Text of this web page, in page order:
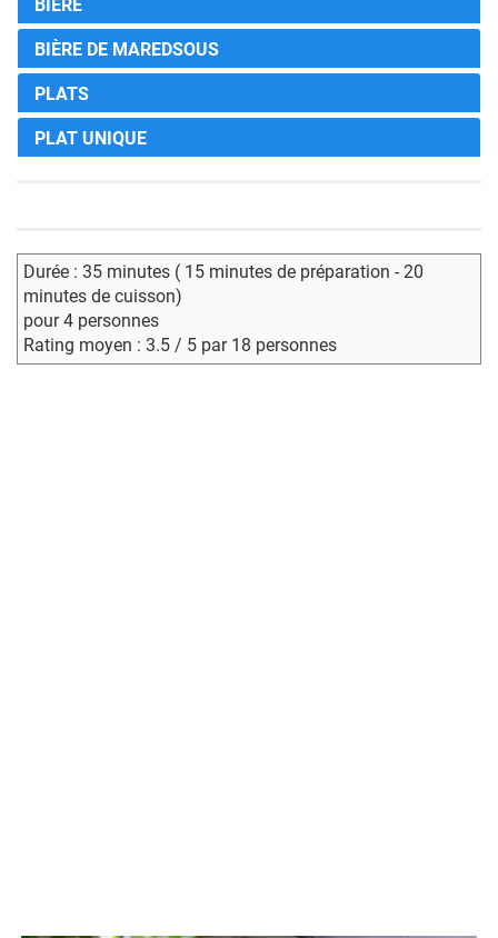
BIÈRE
BIÈRE DE MAREDSOUS
PLATS
PLAT UNIQUE
Durée : 35 minutes ( 15 minutes de préparation - 20
minutes de cuisson)
pour 4 personnes
Rating moyen : 3.5 / 5 par 18 personnes